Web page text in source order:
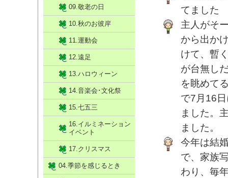
てました
主人がそ
から出か
けて、暫
が台無し
を眺めて
で7月16
ました。
ました。
今年は結
で、家族
わり、毎
09.敬老の日
10.秋のお彼岸
11.運動会
12.遠足
13.ハロウィーン
14.音楽会･文化祭
15.七五三
16.イルミネーション
イベント
17.クリスマス
04.季節を感じるとき